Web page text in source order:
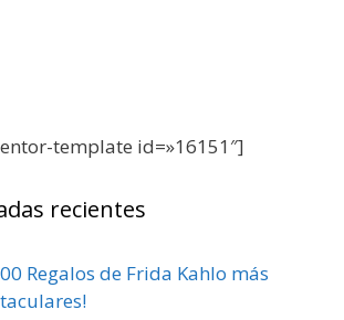
template id=»16151″]
recientes
Regalos de Frida Kahlo más